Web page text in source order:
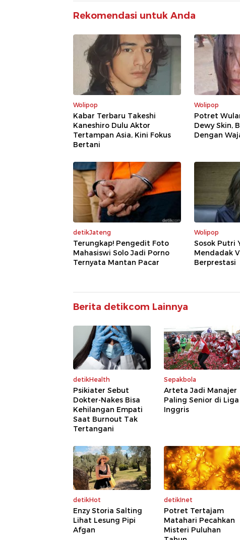
Rekomendasi untuk Anda
Wolipop
Kabar Terbaru Takeshi
Kaneshiro Dulu Aktor
Tertampan Asia, Kini Fokus
Bertani
Wolipop
Potret
Dewy Skin,
Dengan
detikJateng
Terungkap! Pengedit Foto
Mahasiswi Solo Jadi Porno
Ternyata Mantan Pacar
Wolipop
Sosok Putri
Mendadak
Berprestasi
Berita detikcom Lainnya
detikHealth
Psikiater Sebut
Dokter-Nakes Bisa
Kehilangan Empati
Saat Burnout Tak
Tertangani
Sepakbola
Arteta Jadi Manajer
Paling Senior di Liga
Inggris
detikHot
Enzy Storia Salting
Lihat Lesung Pipi
Afgan
detikInet
Potret Tertajam
Matahari Pecahkan
Misteri Puluhan